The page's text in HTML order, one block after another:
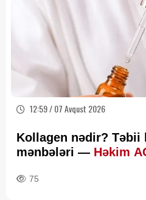
12:59 / 07 Avqust 2026
Kollagen nədir? Təbii
mənbələri — Həkim
75